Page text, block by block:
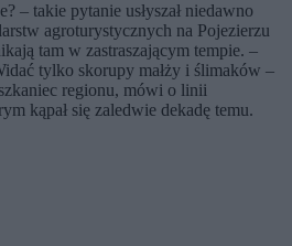
– takie pytanie usłyszał niedawno
agroturystycznych na Pojezierzu
tam w zastraszającym tempie. –
tylko skorupy małży i ślimaków –
regionu, mówi o linii
kąpał się zaledwie dekadę temu.